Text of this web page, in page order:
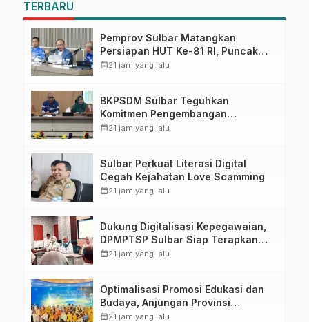
TERBARU
Pemprov Sulbar Matangkan
Persiapan HUT Ke-81 RI, Puncak
Upacara di Lapangan Ahmad
calendar_month21 jam yang lalu
BKPSDM Sulbar Teguhkan
Komitmen Pengembangan
Kompetensi ASN melalui
calendar_month21 jam yang lalu
Sulbar Perkuat Literasi Digital
Cegah Kejahatan Love Scamming
calendar_month21 jam yang lalu
Dukung Digitalisasi Kepegawaian,
DPMPTSP Sulbar Siap Terapkan
Aplikasi FLEKSI ASN
calendar_month21 jam yang lalu
Optimalisasi Promosi Edukasi dan
Budaya, Anjungan Provinsi
Sulawesi Barat Perkuat Kolaborasi
calendar_month21 jam yang lalu